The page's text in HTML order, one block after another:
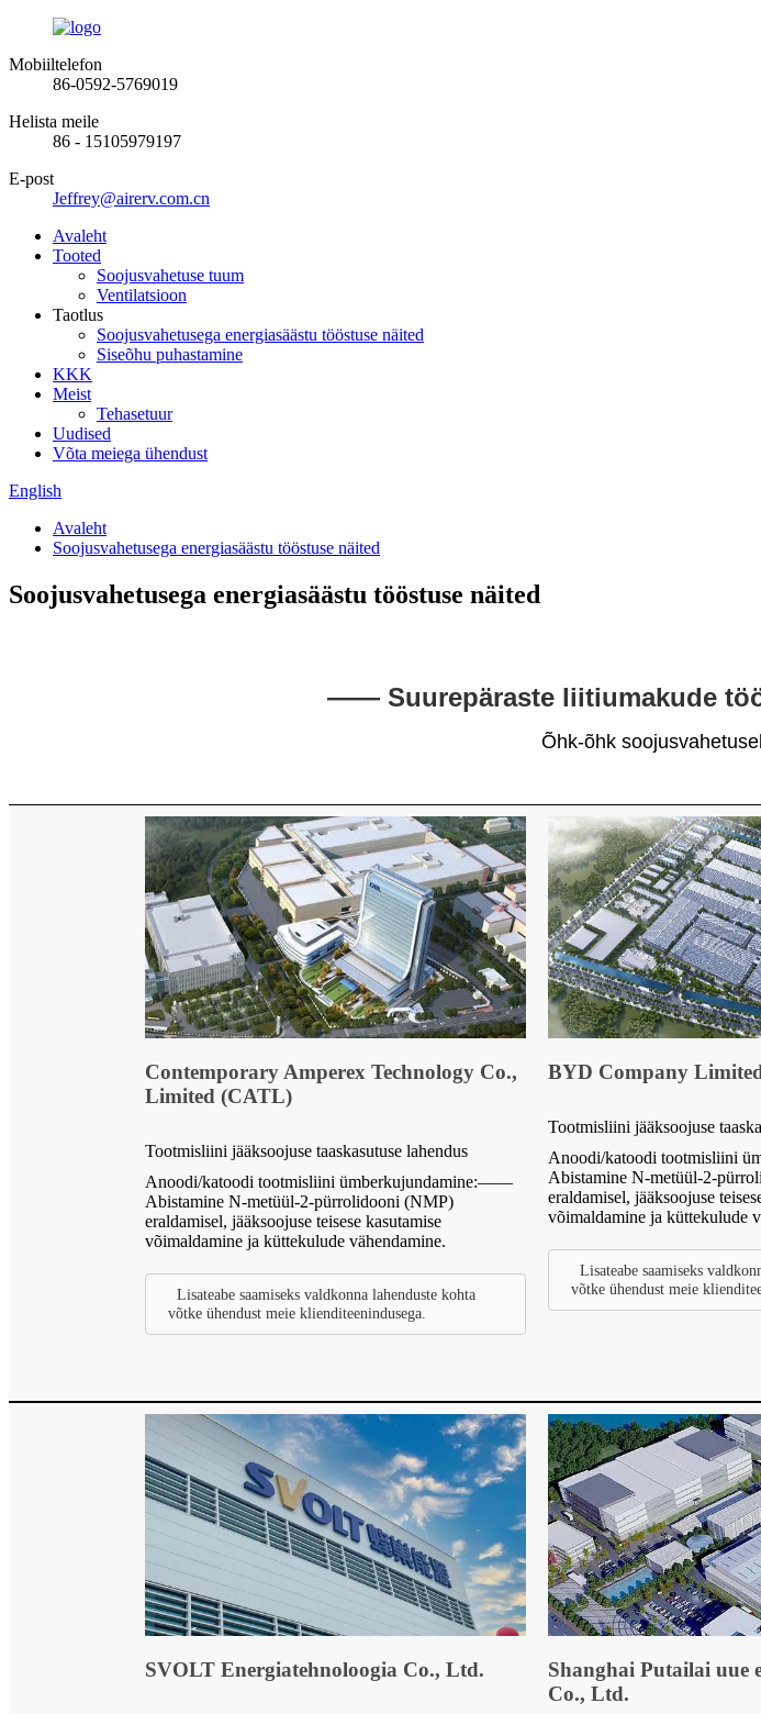
Mobiiltelefon
86-0592-5769019
Helista meile
86 - 15105979197
E-post
Jeffrey@airerv.com.cn
Avaleht
Tooted
Soojusvahetuse tuum
Ventilatsioon
Taotlus
Soojusvahetusega energiasäästu tööstuse näited
Siseõhu puhastamine
KKK
Meist
Tehasetuur
Uudised
Võta meiega ühendust
English
Avaleht
Soojusvahetusega energiasäästu tööstuse näited
Soojusvahetusega energiasäästu tööstuse näited
—— Suurepäraste liitiumakude
Õhk-õhk
Contemporary Amperex Technology Co.,
Limited (CATL)
Tootmisliini jääksoojuse taaskasutuse lahendus
Anoodi/katoodi tootmisliini ümberkujundamine:——
Abistamine N-metüül-2-pürrolidooni (NMP)
eraldamisel, jääksoojuse teisese kasutamise
võimaldamine ja küttekulude vähendamine.
Lisateabe saamiseks valdkonna lahenduste kohta
võtke ühendust meie klienditeenindusega.
BYD Company
Tootmisliini jääksoojuse
Anoodi/katoodi tootmisliini
Abistamine N-metüül-2-
eraldamisel, jääksoojuse
võimaldamine ja küttekulude
Lisateabe saamiseks
võtke ühendust meie
SVOLT Energiatehnoloogia Co., Ltd.
Shanghai Putailai uue
Co., Ltd.